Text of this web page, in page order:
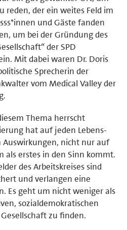
reden, der ein weites Feld im
und Gäste fanden
um bei der Gründung des
der SPD
Mit dabei waren Dr. Doris
Sprecherin der
vom Medical Valley der
Thema herrscht
hat auf jeden Lebens-
Auswirkungen, nicht nur auf
als erstes in den Sinn kommt.
des Arbeitskreises sind
und verlangen eine
Es geht um nicht weniger als
sozialdemokratischen
zu finden.